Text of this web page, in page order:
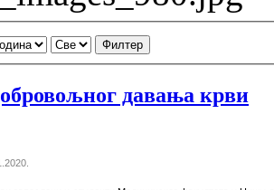
Филтер
давања крви